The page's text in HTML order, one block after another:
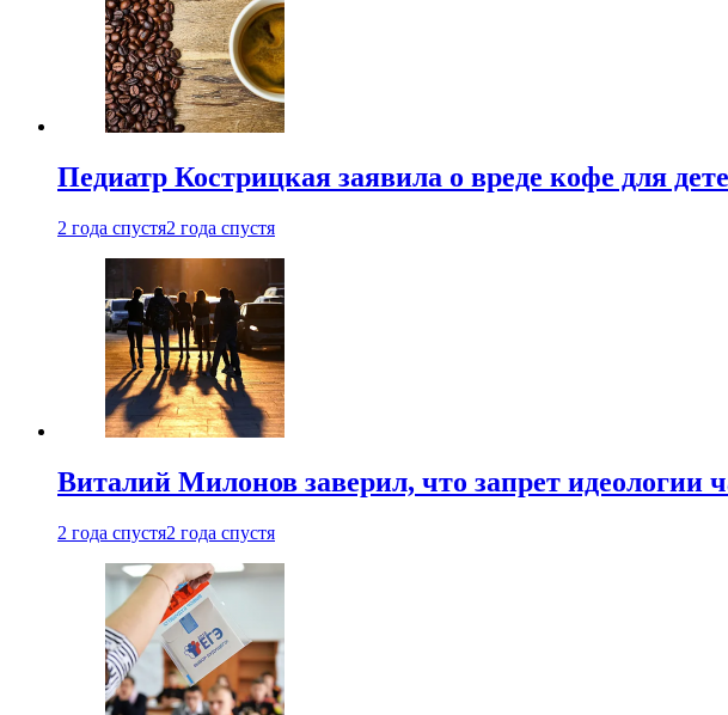
Педиатр Кострицкая заявила о вреде кофе для
2 года спустя2 года спустя
Виталий Милонов заверил, что запрет идеологии
2 года спустя2 года спустя